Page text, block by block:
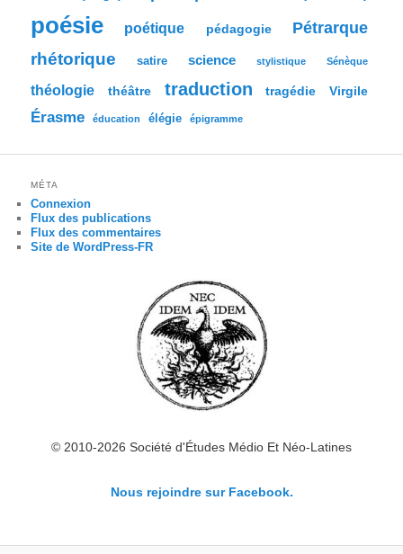
poésie poétique pédagogie Pétrarque
rhétorique satire science stylistique Sénèque
théologie théâtre traduction tragédie Virgile
Érasme éducation élégie épigramme
MÉTA
Connexion
Flux des publications
Flux des commentaires
Site de WordPress-FR
© 2010-2026 Société d'Études Médio Et Néo-Latines
Nous rejoindre sur Facebook.